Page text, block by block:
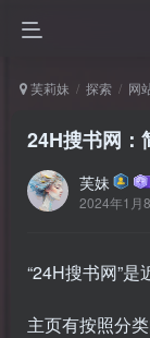
芙莉妹 探索 网
24H搜书网：
芙妹
2024年1月
“24H搜书网”
主页有按照分